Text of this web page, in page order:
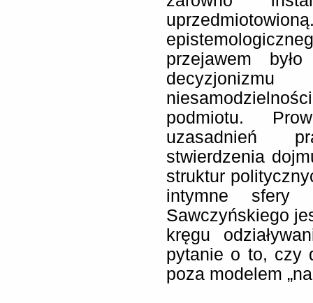
przejawem
podmiotu.
uzasadnień
stwierdzenia
struktur
intymne sfery
Sawczyńskiego
kręgu
pytanie o to, czy
poza modelem